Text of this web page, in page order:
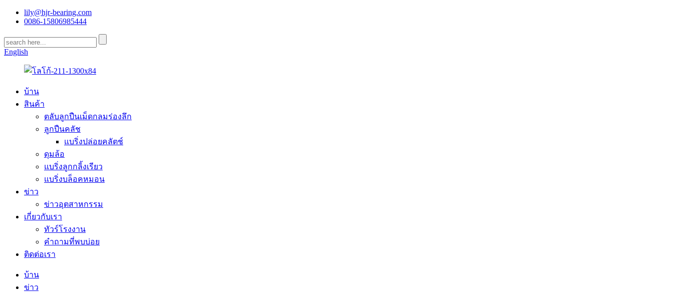
lily@hjr-bearing.com
0086-15806985444
English
บ้าน
สินค้า
ตลับลูกปืนเม็ดกลมร่องลึก
ลูกปืนคลัช
แบริ่งปล่อยคลัตช์
ดุมล้อ
แบริ่งลูกกลิ้งเรียว
แบริ่งบล็อคหมอน
ข่าว
ข่าวอุตสาหกรรม
เกี่ยวกับเรา
ทัวร์โรงงาน
คำถามที่พบบ่อย
ติดต่อเรา
บ้าน
ข่าว